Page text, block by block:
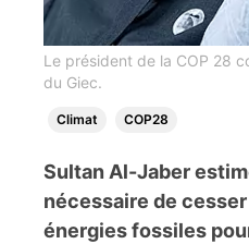
Le président de la COP 28
du Giec.
Climat COP28
Sultan Al-Jaber
nécessaire de
énergies fossiles